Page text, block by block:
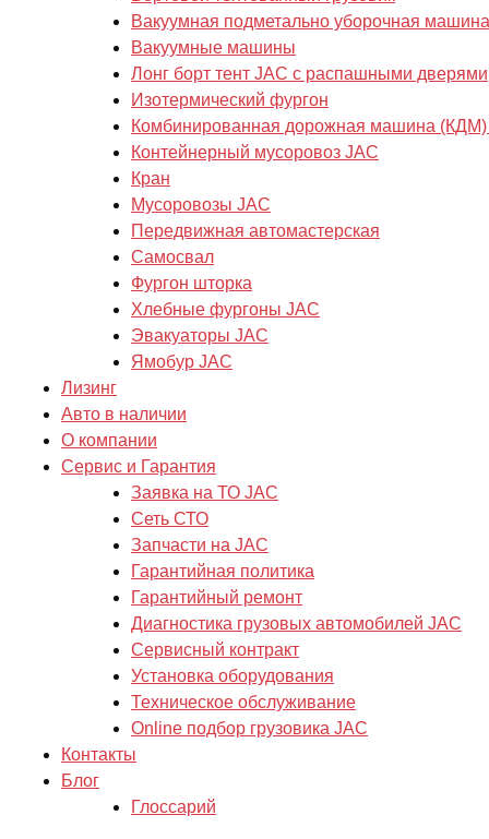
Вакуумная подметально уборочная
Вакуумные машины
Лонг борт тент JAC с распашными дверями
Изотермический фургон
Комбинированная дорожная машина
Контейнерный мусоровоз JAC
Кран
Мусоровозы JAC
Передвижная автомастерская
Самосвал
Фургон шторка
Хлебные фургоны JAC
Эвакуаторы JAC
Ямобур JAC
Лизинг
Авто в наличии
О компании
Сервис и Гарантия
Заявка на ТО JAC
Сеть СТО
Запчасти на JAC
Гарантийная политика
Гарантийный ремонт
Диагностика грузовых автомобилей JAC
Сервисный контракт
Установка оборудования
Техническое обслуживание
Online подбор грузовика JAC
Контакты
Блог
Глоссарий